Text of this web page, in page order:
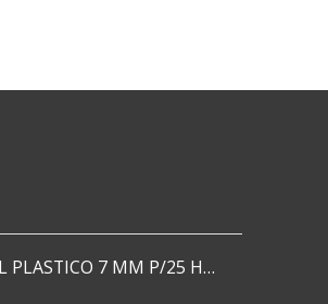
X50
ESPIRAL PLASTICO 7 MM P/25 HJS X50x3000